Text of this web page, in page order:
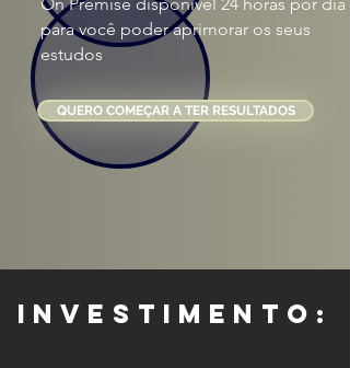
para você poder aprimorar os seus
estudos
QUERO COMEÇAR A TER RESULTADOS
INVESTIMENTO: